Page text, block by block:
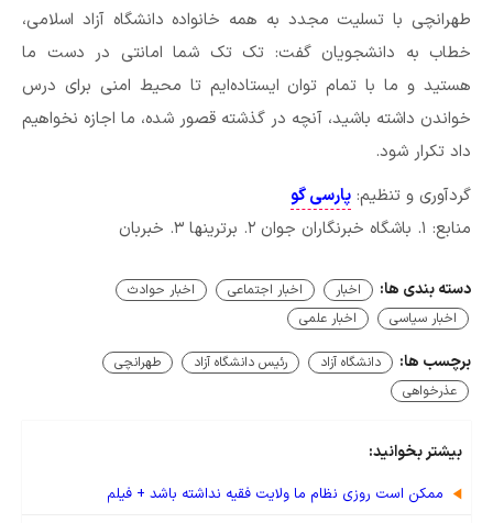
طهرانچی با تسلیت مجدد به همه خانواده دانشگاه آزاد اسلامی،
خطاب به دانشجویان گفت: تک تک شما امانتی در دست ما
هستید و ما با تمام توان ایستاده‌ایم تا محیط امنی برای درس
خواندن داشته باشید، آنچه در گذشته قصور شده، ما اجازه نخواهیم
داد تکرار شود.
گردآوری و تنظیم: پارسی گو
منابع: ۱. باشگاه خبرنگاران جوان ۲. برترینها ۳. خبربان
دسته بندی ها: اخبار اخبار اجتماعی
اخبار حوادث
اخبار سیاسی
اخبار علمی
برچسب ها: دانشگاه آزاد رئیس دانشگاه آزاد
طهرانچی
عذرخواهی
بیشتر بخوانید:
ممکن است روزی نظام ما ولایت فقیه نداشته باشد + فیلم